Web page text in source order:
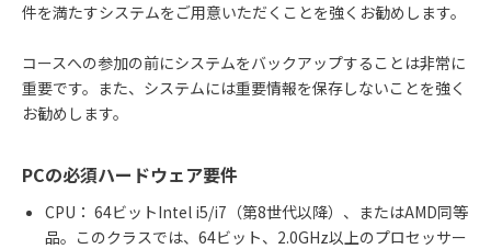
件を満たすシステムをご用意いただくことを強くお勧めします。
コースへの参加の前にシステムをバックアップする ことは非常に
重要です。また、システムには重要情報を保存しないことを強く
お勧めします。
PCの必須ハードウェア要件
CPU： 64ビットIntel i5/i7（第8世代以降）、またはAMD同等
品。このクラスでは、64ビット、2.0GHz以上のプロセッサー